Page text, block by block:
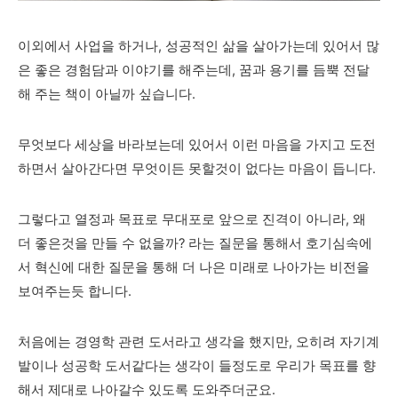
이외에서 사업을 하거나, 성공적인 삶을 살아가는데 있어서 많
은 좋은 경험담과 이야기를 해주는데, 꿈과 용기를 듬뿍 전달
해 주는 책이 아닐까 싶습니다.
무엇보다 세상을 바라보는데 있어서 이런 마음을 가지고 도전
하면서 살아간다면 무엇이든 못할것이 없다는 마음이 듭니다.
그렇다고 열정과 목표로 무대포로 앞으로 진격이 아니라, 왜
더 좋은것을 만들 수 없을까? 라는 질문을 통해서 호기심속에
서 혁신에 대한 질문을 통해 더 나은 미래로 나아가는 비전을
보여주는듯 합니다.
처음에는 경영학 관련 도서라고 생각을 했지만, 오히려 자기계
발이나 성공학 도서같다는 생각이 들정도로 우리가 목표를 향
해서 제대로 나아갈수 있도록 도와주더군요.